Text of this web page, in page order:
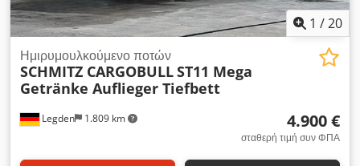
1 /20
Legden 1.809 km
Ημιρυμουλκούμενο ποτών
SCHMITZ CARGOBULLST11 Mega
Getränke Auflieger Tiefbett
4.900 €
σταθερή τιμή συν ΦΠΑ